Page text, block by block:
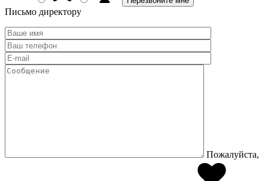
Письмо директору
Пожалуйста,